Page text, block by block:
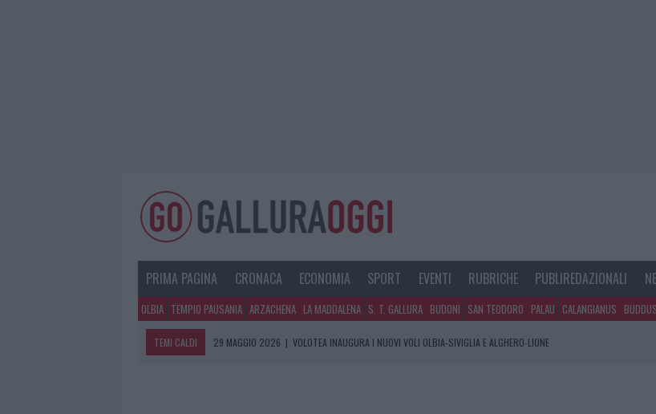
PRIMA PAGINA CRONACA ECONOMIA SPORT EVENTI RUBRICHE PUBLIREDAZIONALI
OLBIA TEMPIO PAUSANIA ARZACHENA LA MADDALENA S. T. GALLURA BUDONI SAN TEODORO PALAU CALANGIANUS
TEMI CALDI 29 MAGGIO 2026 | VOLOTEA INAUGURA I NUOVI VOLI OLBIA-SIVIGLIA E ALGHERO-LIONE